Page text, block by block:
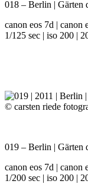
018 – Berlin | Gärten
canon eos 7d | canon
1/125 sec | iso 200 |
019 – Berlin | Gärten
canon eos 7d | canon
1/200 sec | iso 200 |